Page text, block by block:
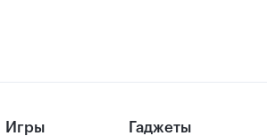
Игры Гаджеты